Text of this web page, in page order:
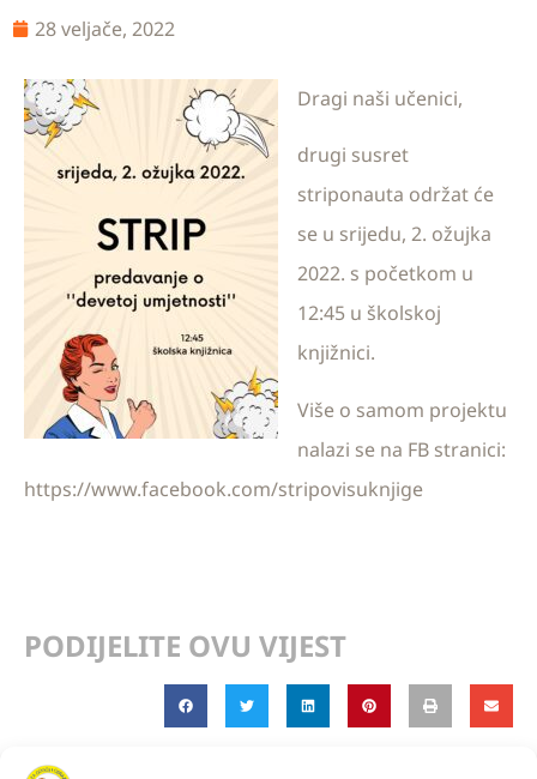
28 veljače, 2022
Dragi naši učenici,
drugi susret
striponauta održat će
se u srijedu, 2. ožujka
2022. s početkom u
12:45 u školskoj
knjižnici.
Više o samom projektu
nalazi se na FB stranici:
https://www.facebook.com/stripovisuknjige
PODIJELITE OVU VIJEST